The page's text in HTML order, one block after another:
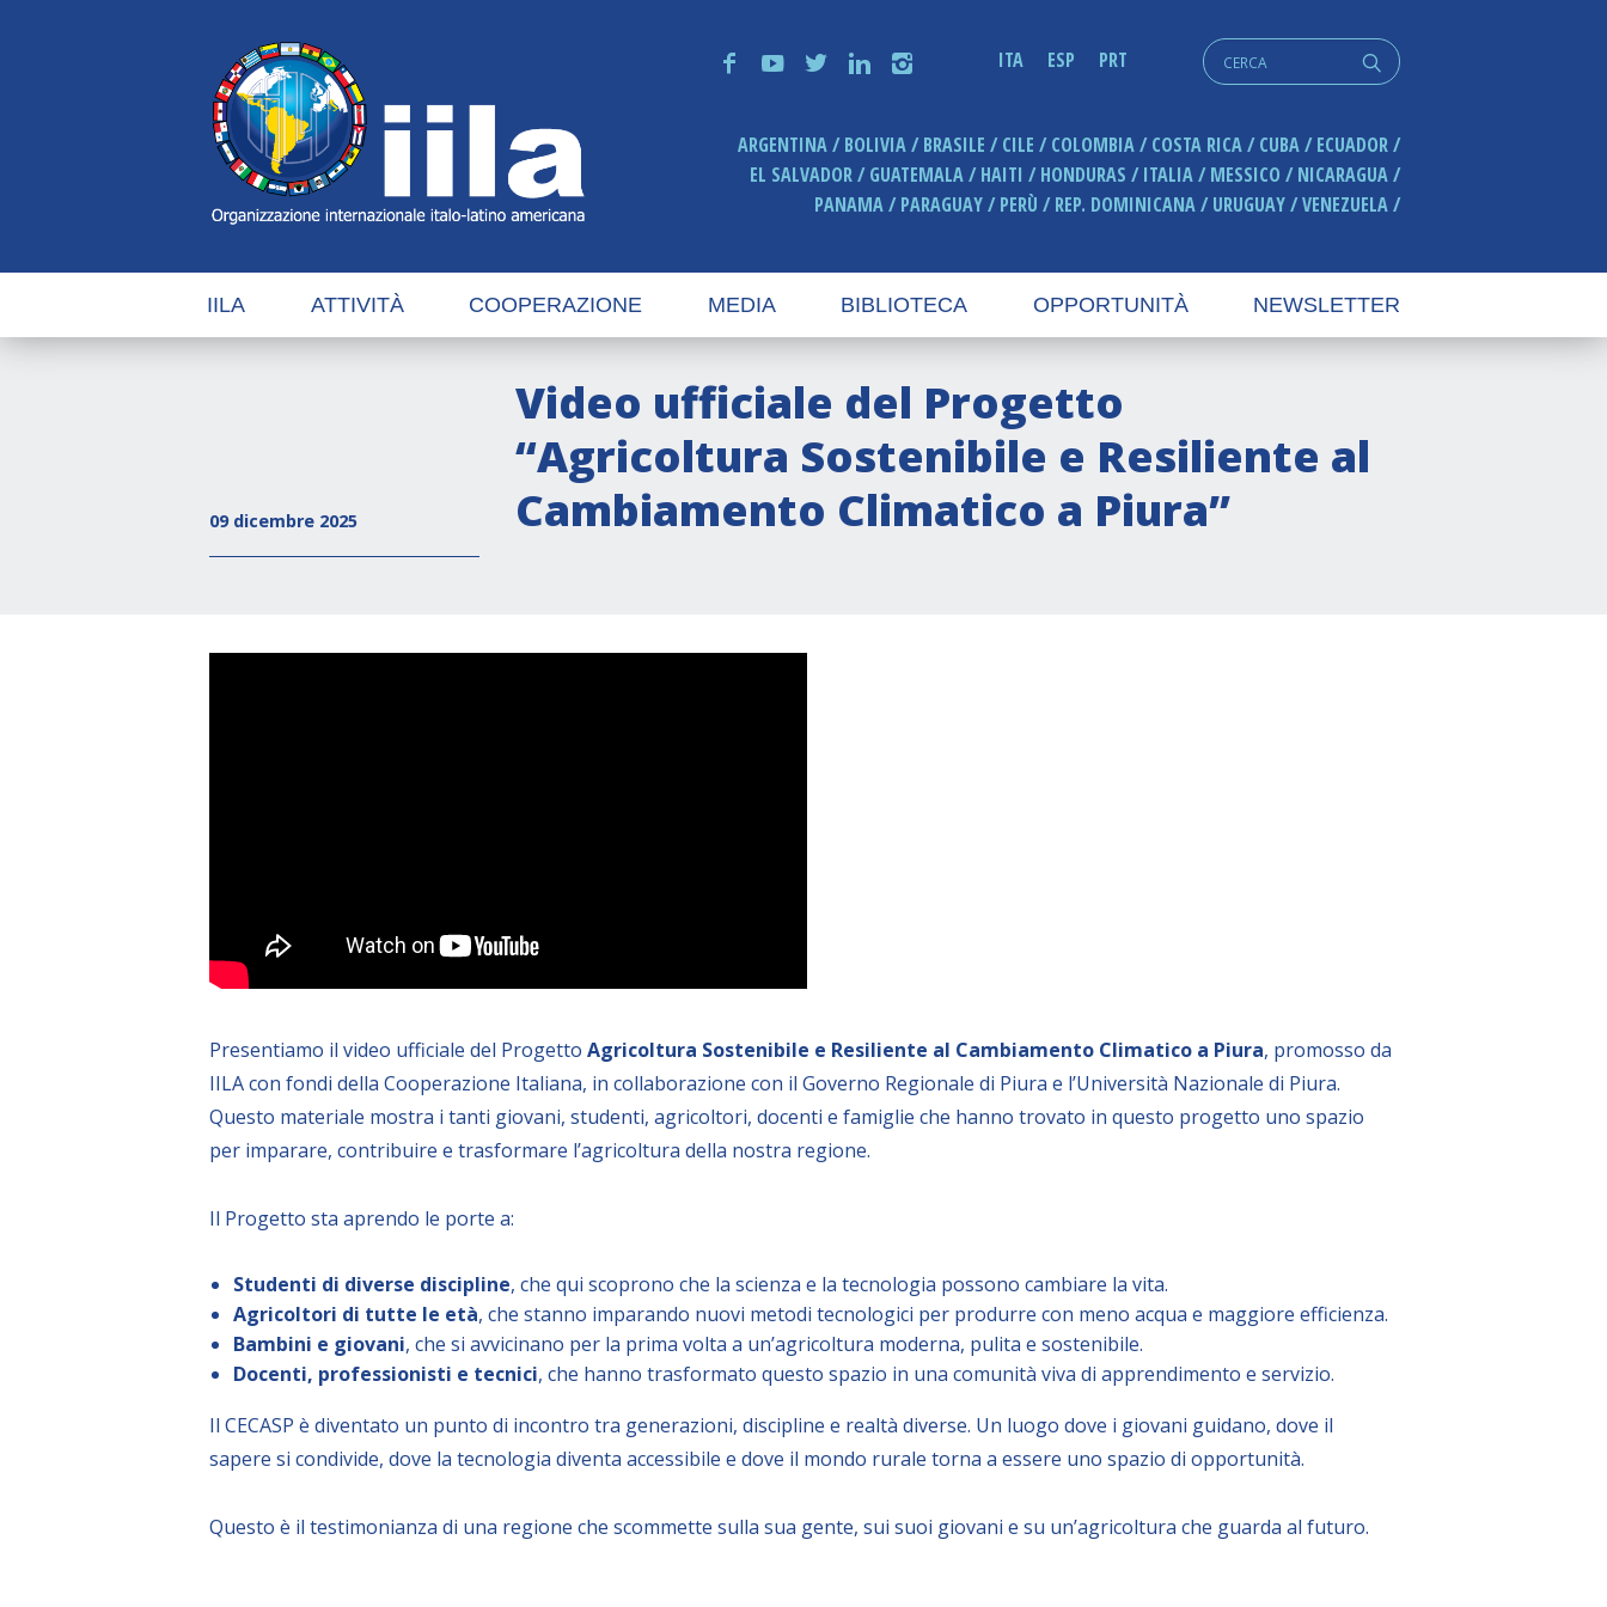
f y t n i ITA ESP PRT q
Cerca:
ARGENTINA BOLIVIA BRASILE CILE COLOMBIA COSTA RICA CUBA
ECUADOR
EL SALVADOR
GUATEMALA HAITI HONDURAS ITALIA MESSICO
NICARAGUA
PANAMA
PARAGUAY PERÙ REP. DOMINICANA URUGUAY VENEZUELA
IILA ATTIVITÀ COOPERAZIONE MEDIA BIBLIOTECA OPPORTUNITÀ NEWSLETTER
09 dicembre 2025
Video ufficiale del Progetto
“Agricoltura Sostenibile e Resiliente al
Cambiamento Climatico a Piura”
Presentiamo il video ufficiale del Progetto Agricoltura Sostenibile e Resiliente al Cambiamento Climatico a Piura, promosso da
IILA con fondi della Cooperazione Italiana, in collaborazione con il Governo Regionale di Piura e l’Università Nazionale di Piura.
Questo materiale mostra i tanti giovani, studenti, agricoltori, docenti e famiglie che hanno trovato in questo progetto uno spazio
per imparare, contribuire e trasformare l’agricoltura della nostra regione.
Il Progetto sta aprendo le porte a:
Studenti di diverse discipline, che qui scoprono che la scienza e la tecnologia possono cambiare la vita.
Agricoltori di tutte le età, che stanno imparando nuovi metodi tecnologici per produrre con meno acqua e maggiore efficienza.
Bambini e giovani, che si avvicinano per la prima volta a un’agricoltura moderna, pulita e sostenibile.
Docenti, professionisti e tecnici, che hanno trasformato questo spazio in una comunità viva di apprendimento e servizio.
Il CECASP è diventato un punto di incontro tra generazioni, discipline e realtà diverse. Un luogo dove i giovani guidano, dove il
sapere si condivide, dove la tecnologia diventa accessibile e dove il mondo rurale torna a essere uno spazio di opportunità.
Questo è il testimonianza di una regione che scommette sulla sua gente, sui suoi giovani e su un’agricoltura che guarda al futuro.